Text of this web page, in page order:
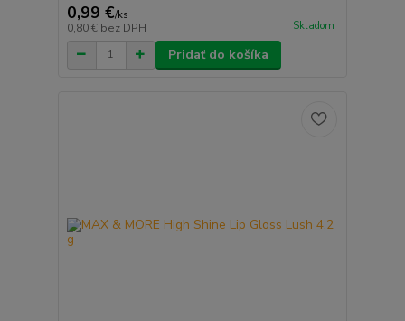
0,99 €/ks
0,80 € bez DPH Skladom
Pridať do košíka